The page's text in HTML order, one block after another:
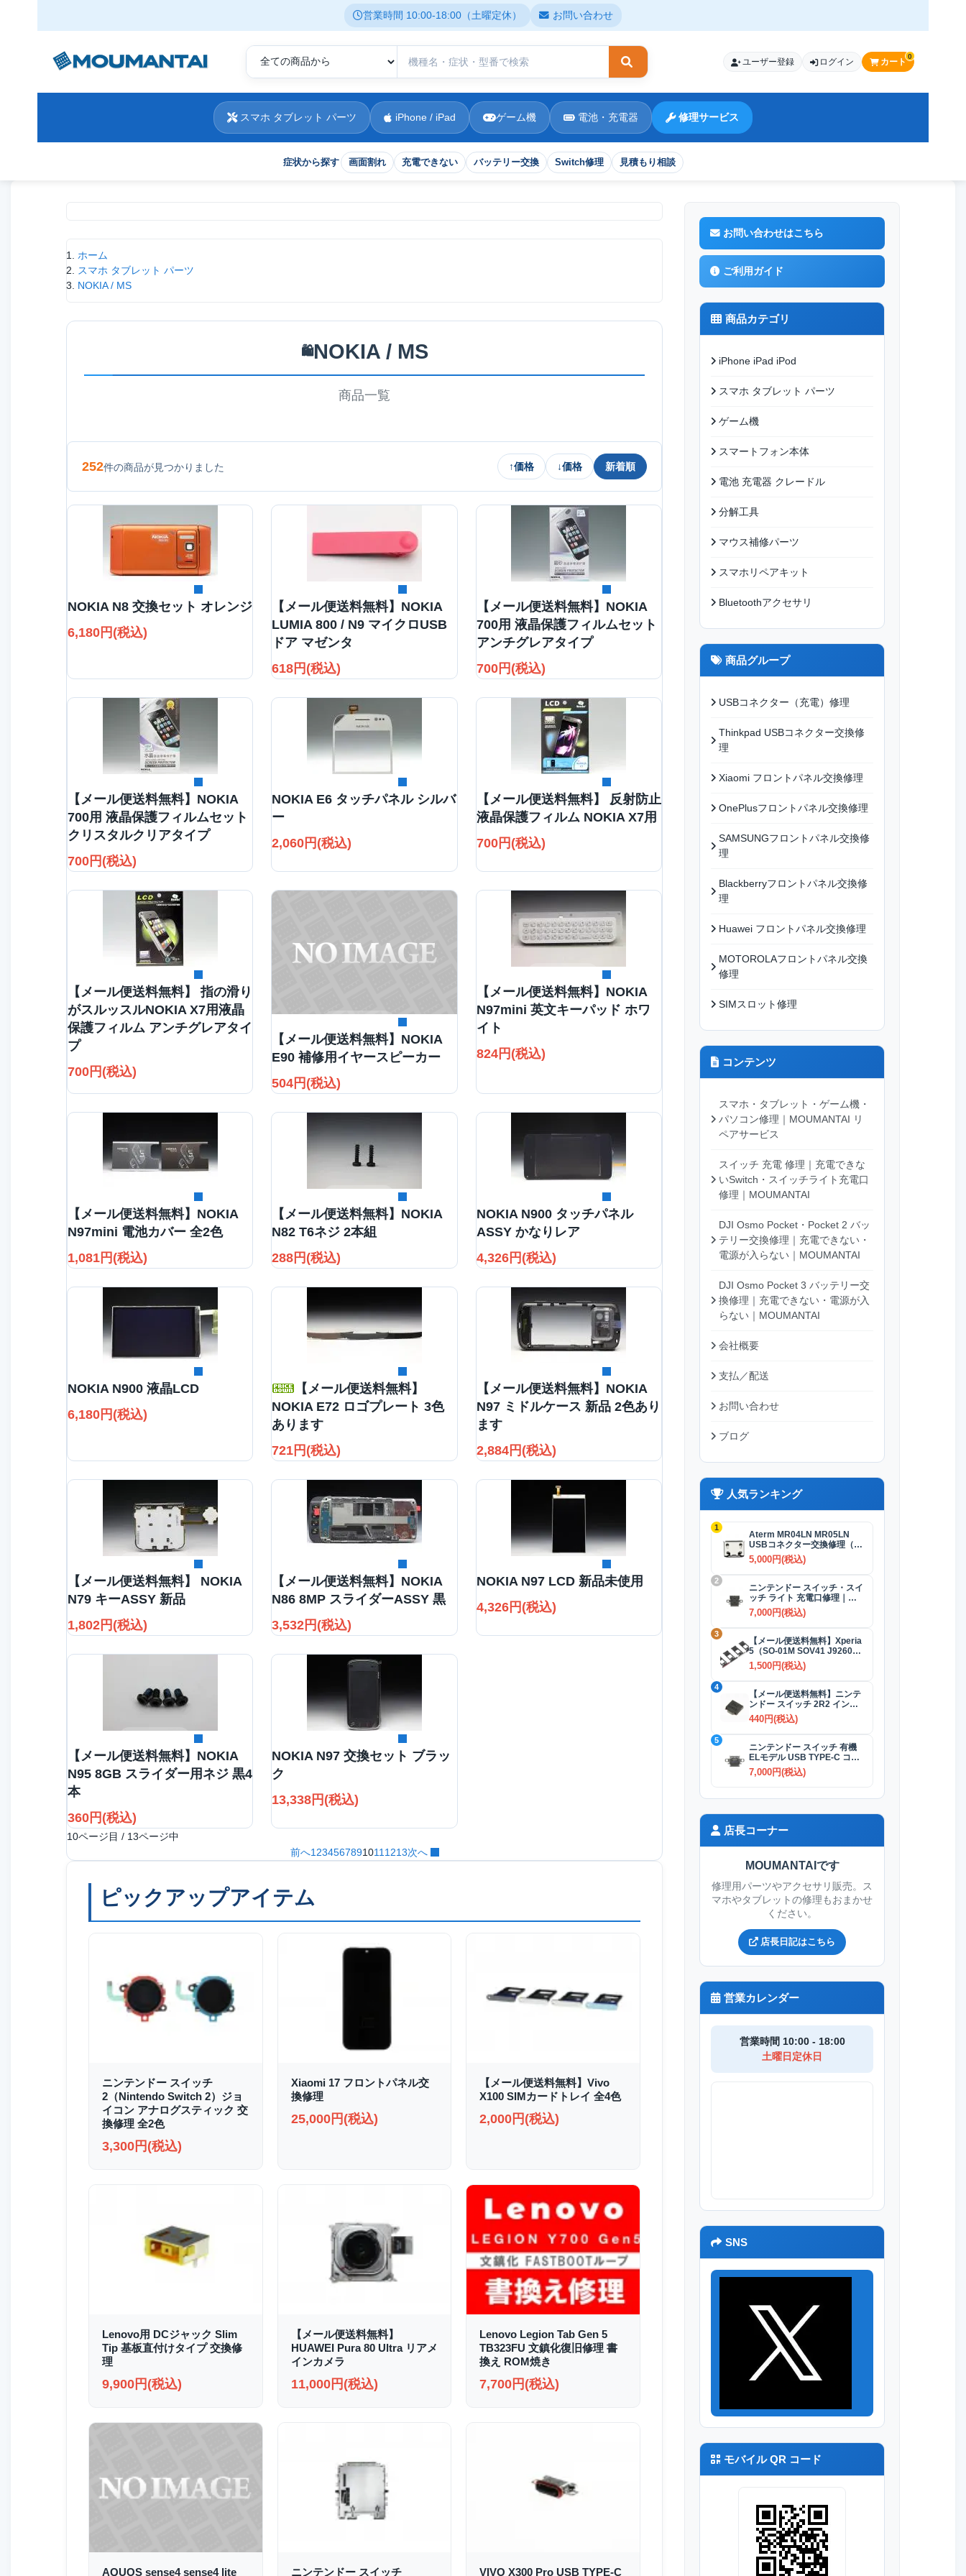
営業時間 10:00-18:00（土曜定休） お問い合わせ
検索
症状から探す 画面割れ 充電できない バッテリー交換 Switch修理 見積もり相談
ユーザー登録 ログイン カート
0
スマホ タブレット パーツ iPhone / iPad ゲーム機 電池・充電器 修理サービス
現在位置
ホーム
スマホ タブレット パーツ
NOKIA / MS
🛍️NOKIA / MS
商品一覧
252件の商品が見つかりました ↑価格 ↓価格 新着順
NOKIA N8 交換セット オレンジ
6,180円(税込)
【メール便送料無料】NOKIA
LUMIA 800 / N9 マイクロUSB
ドア マゼンタ
618円(税込)
【メール便送料無料】NOKIA
700用 液晶保護フィルムセット
アンチグレアタイプ
700円(税込)
【メール便送料無料】NOKIA
700用 液晶保護フィルムセット
クリスタルクリアタイプ
700円(税込)
NOKIA E6 タッチパネル シルバ
ー
2,060円(税込)
【メール便送料無料】 反射防止
液晶保護フィルム NOKIA X7用
700円(税込)
【メール便送料無料】 指の滑り
がスルッスルNOKIA X7用液晶
保護フィルム アンチグレアタイ
プ
700円(税込)
【メール便送料無料】NOKIA
E90 補修用イヤースピーカー
504円(税込)
【メール便送料無料】NOKIA
N97mini 英文キーパッド ホワ
イト
824円(税込)
【メール便送料無料】NOKIA
N97mini 電池カバー 全2色
1,081円(税込)
【メール便送料無料】NOKIA
N82 T6ネジ 2本組
288円(税込)
NOKIA N900 タッチパネル
ASSY かなりレア
4,326円(税込)
NOKIA N900 液晶LCD
6,180円(税込)
【メール便送料無料】
NOKIA E72 ロゴプレート 3色
あります
721円(税込)
【メール便送料無料】NOKIA
N97 ミドルケース 新品 2色あり
ます
2,884円(税込)
【メール便送料無料】 NOKIA
N79 キーASSY 新品
1,802円(税込)
【メール便送料無料】NOKIA
N86 8MP スライダーASSY 黒
3,532円(税込)
NOKIA N97 LCD 新品未使用
4,326円(税込)
【メール便送料無料】NOKIA
N95 8GB スライダー用ネジ 黒4
本
360円(税込)
NOKIA N97 交換セット ブラッ
ク
13,338円(税込)
10ページ目 / 13ページ中
前へ1 234567891011 1213次へ
ピックアップアイテム
ニンテンドー スイッチ
2（Nintendo Switch 2）ジョ
イコン アナログスティック 交
換修理 全2色
3,300円(税込)
Xiaomi 17 フロントパネル交
換修理
25,000円(税込)
【メール便送料無料】Vivo
X100 SIMカードトレイ 全4色
2,000円(税込)
Lenovo用 DCジャック Slim
Tip 基板直付けタイプ 交換修
理
9,900円(税込)
【メール便送料無料】
HUAWEI Pura 80 Ultra リアメ
インカメラ
11,000円(税込)
Lenovo Legion Tab Gen 5
TB323FU 文鎮化復旧修理 書
換え ROM焼き
7,700円(税込)
AQUOS sense4 sense4 lite ニンテンドー スイッチ VIVO X300 Pro USB TYPE-C
お問い合わせはこちら
ご利用ガイド
商品カテゴリ
iPhone iPad iPod
スマホ タブレット パーツ
ゲーム機
スマートフォン本体
電池 充電器 クレードル
分解工具
マウス補修パーツ
スマホリペアキット
Bluetoothアクセサリ
商品グループ
USBコネクター（充電）修理
Thinkpad USBコネクター交換修
理
Xiaomi フロントパネル交換修理
OnePlusフロントパネル交換修理
SAMSUNGフロントパネル交換修
理
Blackberryフロントパネル交換修
理
Huawei フロントパネル交換修理
MOTOROLAフロントパネル交換
修理
SIMスロット修理
コンテンツ
スマホ・タブレット・ゲーム機・
パソコン修理｜MOUMANTAI リ
ペアサービス
スイッチ 充電 修理｜充電できな
いSwitch・スイッチライト充電口
修理｜MOUMANTAI
DJI Osmo Pocket・Pocket 2 バッ
テリー交換修理｜充電できない・
電源が入らない｜MOUMANTAI
DJI Osmo Pocket 3 バッテリー交
換修理｜充電できない・電源が入
らない｜MOUMANTAI
会社概要
支払／配送
お問い合わせ
ブログ
人気ランキング
1
Aterm MR04LN MR05LN
USBコネクター交換修理（充
電）
5,000円(税込)
2
ニンテンドー スイッチ・スイ
ッチ ライト 充電口修理｜
USB-Cコネクター 交換修理
7,000円(税込)
3
【メール便送料無料】Xperia
5（SO-01M SOV41 J9260）
SIMカードトレイ 全4色
1,500円(税込)
4
【メール便送料無料】ニンテ
ンドー スイッチ 2R2 インダ
クタ(コイル)
440円(税込)
5
ニンテンドー スイッチ 有機
ELモデル USB TYPE-C コネ
クター交換修理
7,000円(税込)
店長コーナー
MOUMANTAIです
修理用パーツやアクセサリ販売。ス
マホやタブレットの修理もおまかせ
ください。
店長日記はこちら
営業カレンダー
営業時間 10:00 - 18:00
土曜日定休日
SNS
モバイル QR コード